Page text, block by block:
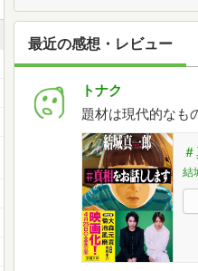
最近の感想・レビュー
トナク
題材は現代的なも
結